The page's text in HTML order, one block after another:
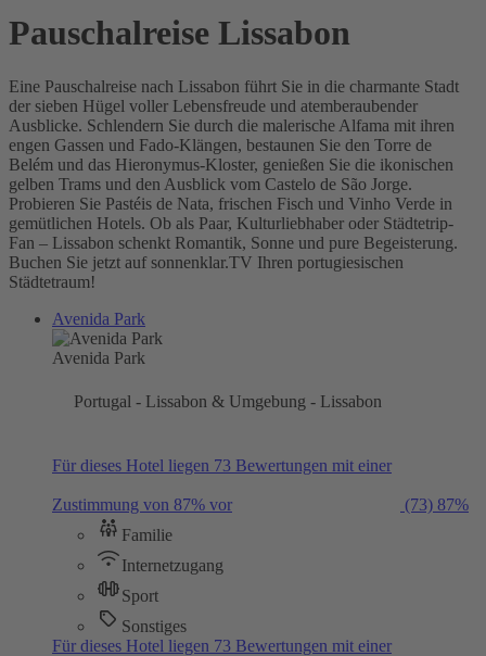
Pauschalreise Lissabon
Eine Pauschalreise nach Lissabon führt Sie in die charmante Stadt
der sieben Hügel voller Lebensfreude und atemberaubender
Ausblicke. Schlendern Sie durch die malerische Alfama mit ihren
engen Gassen und Fado-Klängen, bestaunen Sie den Torre de
Belém und das Hieronymus-Kloster, genießen Sie die ikonischen
gelben Trams und den Ausblick vom Castelo de São Jorge.
Probieren Sie Pastéis de Nata, frischen Fisch und Vinho Verde in
gemütlichen Hotels. Ob als Paar, Kulturliebhaber oder Städtetrip-
Fan – Lissabon schenkt Romantik, Sonne und pure Begeisterung.
Buchen Sie jetzt auf sonnenklar.TV Ihren portugiesischen
Städtetraum!
Avenida Park
Avenida Park
Portugal - Lissabon & Umgebung - Lissabon
Für dieses Hotel liegen 73 Bewertungen mit einer
Zustimmung von 87% vor (73) 87%
Familie
Internetzugang
Sport
Sonstiges
Für dieses Hotel liegen 73 Bewertungen mit einer